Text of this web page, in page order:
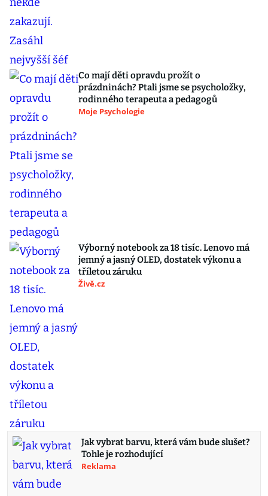
Co mají děti opravdu prožít o
prázdninách? Ptali jsme se psycholožky,
rodinného terapeuta a pedagogů
Moje Psychologie
Výborný notebook za 18 tisíc. Lenovo má
jemný a jasný OLED, dostatek výkonu a
tříletou záruku
Živě.cz
Jak vybrat barvu, která vám bude slušet?
Tohle je rozhodující
Reklama